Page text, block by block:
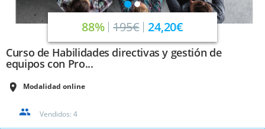
88% 195€ 24,20€
Curso de Habilidades directivas y gestión de
equipos con Pro...
Modalidad online
Vendidos: 4